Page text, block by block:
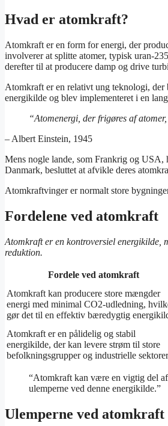
Hvad er atomkraft?
Atomkraft er en form for energi, der
involverer at splitte atomer, typisk uran-
derefter til at producere damp og drive
Atomkraft er en relativt ung teknologi,
energikilde og blev implementeret i en
“Atomenergi, der frigøres af
– Albert Einstein, 1945
Mens nogle lande, som Frankrig og USA,
Danmark, besluttet at afvikle deres
Atomkraftvinger er normalt store
Fordelene ved atomkraft
Atomkraft er en kontroversiel energikilde,
reduktion.
Fordele ved atomkraft
Atomkraft kan producere store mængder
energi med minimal CO2-udledning,
gør det til en effektiv bæredygtig
Atomkraft er en pålidelig og stabil
energikilde, der kan levere strøm til store
befolkningsgrupper og industrielle
“Atomkraft kan være en vigtig del
ulemperne ved denne energikilde.”
Ulemperne ved atomkraft